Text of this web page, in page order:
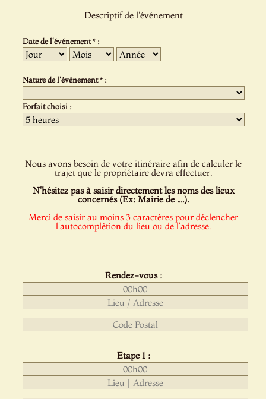
Descriptif de l'événement
Date de l'événement * :
Jour Mois Année
Nature de l'événement * :
Forfait choisi :
Nous avons besoin de votre itinéraire afin de calculer le
trajet que le propriétaire devra effectuer.
N'hésitez pas à saisir directement les noms des lieux
concernés (Ex: Mairie de ....).
Merci de saisir au moins 3 caractères pour déclencher
l'autocomplétion du lieu ou de l'adresse.
Rendez-vous :
Etape 1 :